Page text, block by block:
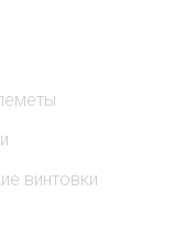
винтовки